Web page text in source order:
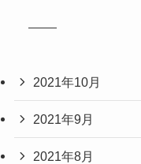
2021年10月
2021年9月
2021年8月